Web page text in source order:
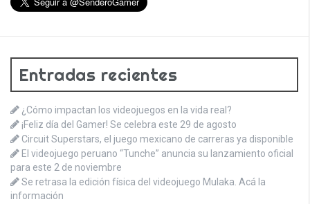
Entradas recientes
¿Cómo impactan los videojuegos en la vida real?
¡Feliz día del Gamer! Se celebra este 29 de agosto
Circuit Superstars, el juego mexicano de carreras ya disponible
El videojuego peruano “Tunche” anuncia su lanzamiento oficial
para este 2 de noviembre
Se retrasa la edición física del videojuego Mulaka. Acá la
información